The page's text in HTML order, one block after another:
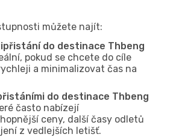
můžete najít:
do destinace Thbeng
pokud se chcete do cíle
a minimalizovat čas na
do destinace Thbeng
často nabízejí
ceny, další časy odletů
z vedlejších letišť.